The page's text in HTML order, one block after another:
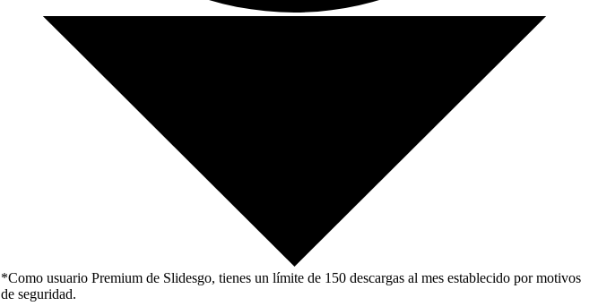
*Como usuario Premium de Slidesgo, tienes un límite de 150 descargas al mes establecido por motivos
de seguridad.